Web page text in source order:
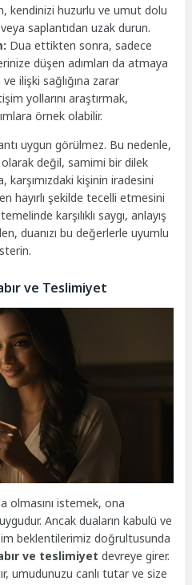
kendinizi huzurlu ve umut dolu
saplantıdan uzak durun.
Dua ettikten sonra, sadece
düşen adımları da atmaya
ilişki sağlığına zarar
yollarını araştırmak,
örnek olabilir.
uygun görülmez. Bu nedenle,
olarak değil, samimi bir dilek
kişinin iradesini
hayırlı şekilde tecelli etmesini
karşılıklı saygı, anlayış
duanızı bu değerlerle uyumlu
ve Teslimiyet
olmasını istemek, ona
Ancak duaların kabulü ve
beklentilerimiz doğrultusunda
ve teslimiyet devreye girer.
umudunuzu canlı tutar ve size